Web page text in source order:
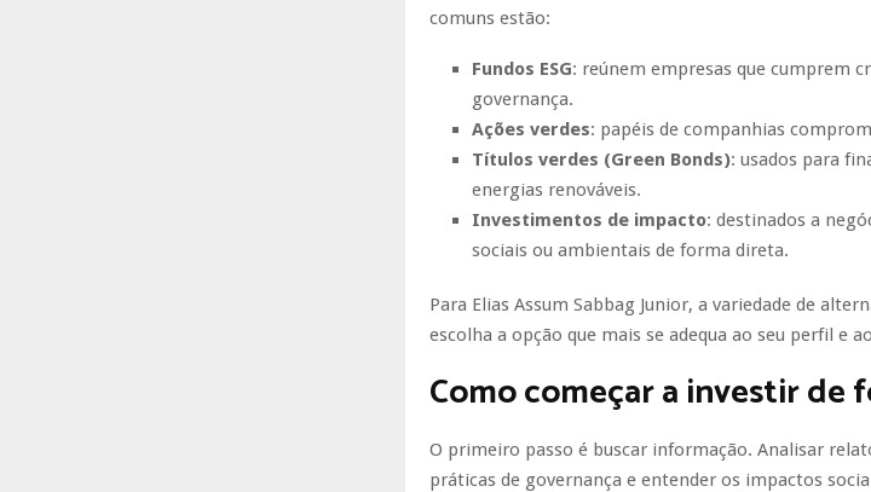
comuns estão:
Fundos ESG: reúnem empresas que cumprem
governança.
Ações verdes: papéis de companhias
Títulos verdes (Green Bonds): usados para
energias renováveis.
Investimentos de impacto: destinados a
sociais ou ambientais de forma direta.
Para Elias Assum Sabbag Junior, a variedade de
escolha a opção que mais se adequa ao seu perfil e
Como começar a investir de
O primeiro passo é buscar informação. Analisar
práticas de governança e entender os impactos